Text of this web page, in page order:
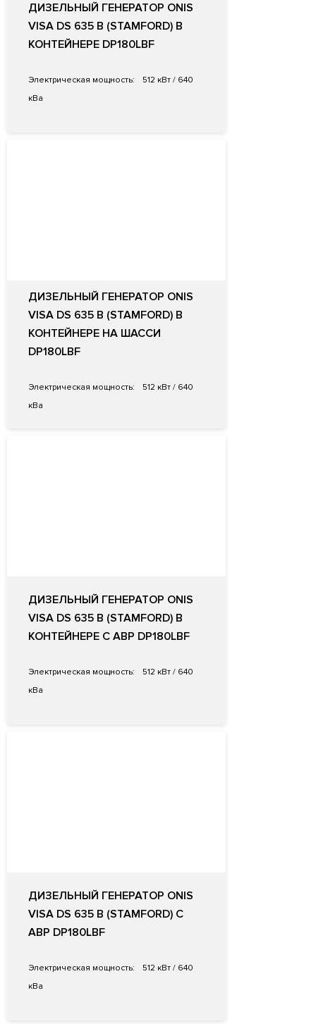
ДИЗЕЛЬНЫЙ ГЕНЕРАТОР ONIS
VISA DS 635 B (STAMFORD) В
КОНТЕЙНЕРЕ DP180LBF
Электрическая мощность:
512 кВт / 640
кВа
ДИЗЕЛЬНЫЙ ГЕНЕРАТОР ONIS
VISA DS 635 B (STAMFORD) В
КОНТЕЙНЕРЕ НА ШАССИ
DP180LBF
Электрическая мощность:
512 кВт / 640
кВа
ДИЗЕЛЬНЫЙ ГЕНЕРАТОР ONIS
VISA DS 635 B (STAMFORD) В
КОНТЕЙНЕРЕ С АВР DP180LBF
Электрическая мощность:
512 кВт / 640
кВа
ДИЗЕЛЬНЫЙ ГЕНЕРАТОР ONIS
VISA DS 635 B (STAMFORD) С
АВР DP180LBF
Электрическая мощность:
512 кВт / 640
кВа